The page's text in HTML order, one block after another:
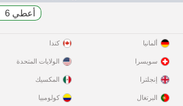
ألمانيا
سويسرا
إنجلترا
البرتغال
كندا
الولايات المتحدة
المكسيك
كولومبيا